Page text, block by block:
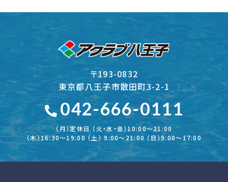
〒193-0832
東京都八王子市散田町3-2-1
042-666-0111
（月）定休日 （火・水・金）10:00～21:00
（木）16:30〜19:00 （土） 9:00〜21:00 （日）9:00～17:00